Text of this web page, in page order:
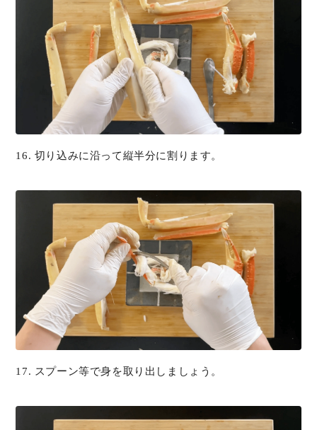
16. 切り込みに沿って縦半分に割ります。
17. スプーン等で身を取り出しましょう。